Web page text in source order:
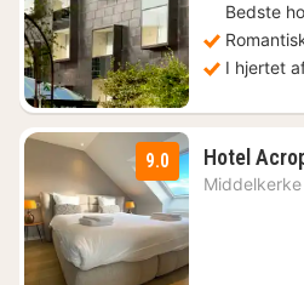
Bedste
I hjertet
9.0 Hotel
Middelkerke